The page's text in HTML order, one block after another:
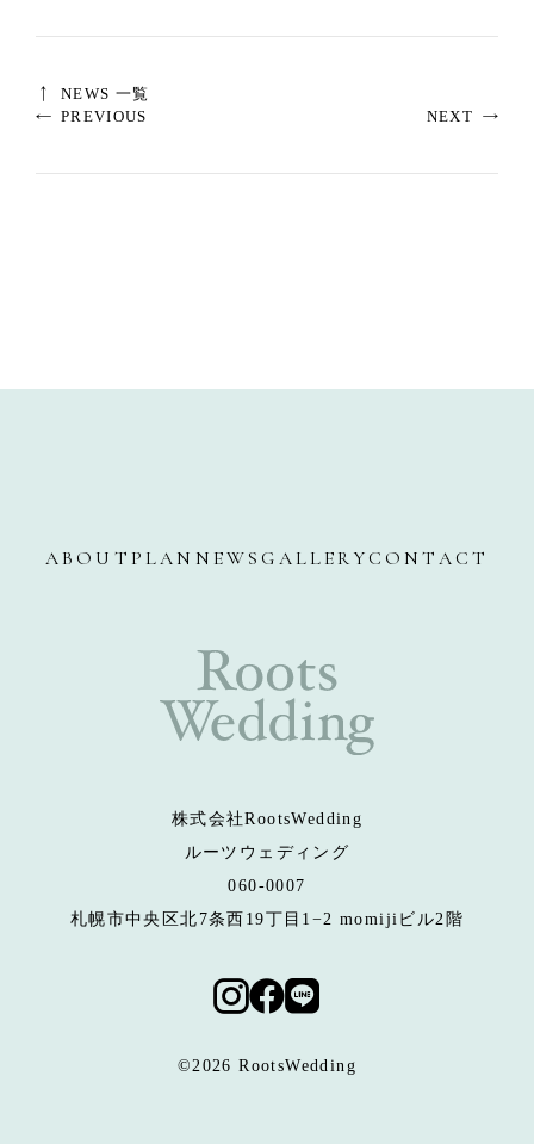
NEWS 一覧
PREVIOUS
NEXT
株式会社RootsWedding
ルーツウェディング
060-0007
札幌市中央区北7条西19丁目1−2 momijiビル2階
ABOUT PLAN NEWS GALLERY CONTACT
©2026 RootsWedding